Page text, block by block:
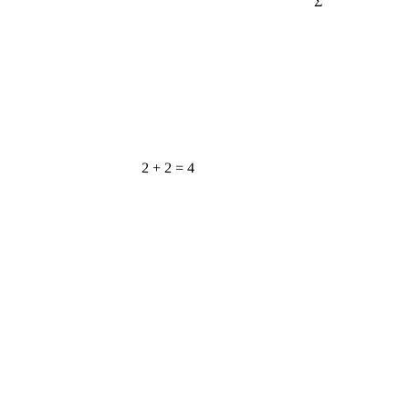
2 + 2 = 4